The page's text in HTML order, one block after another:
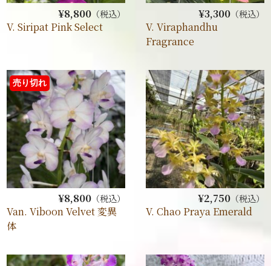
¥8,800（税込）
V. Siripat Pink Select
¥3,300（税込）
V. Viraphandhu
Fragrance
¥8,800（税込）
売り切れ
Van. Viboon Velvet 変異
体
¥2,750（税込）
V. Chao Praya Emerald